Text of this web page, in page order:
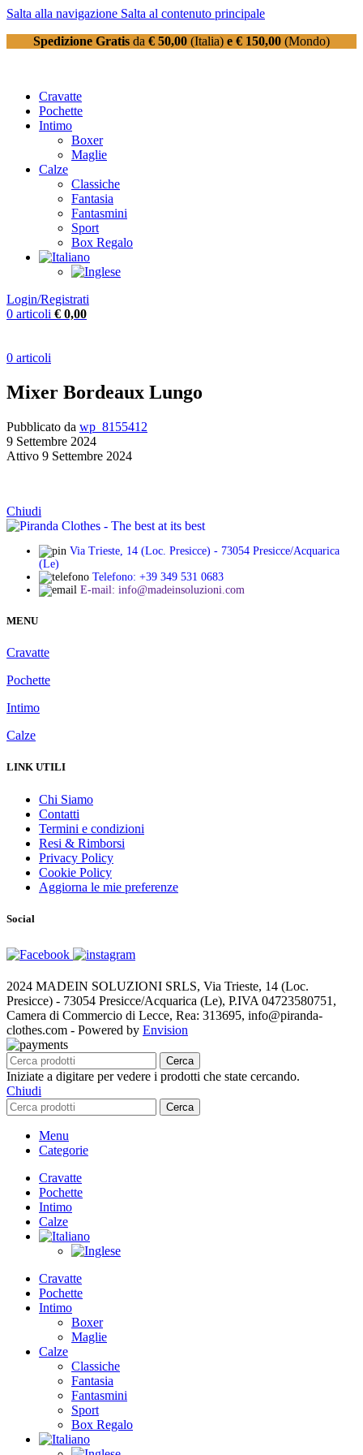
Salta alla navigazione Salta al contenuto principale
Spedizione Gratis da € 50,00 (Italia) e € 150,00 (Mondo)
Cravatte
Pochette
Intimo
Boxer
Maglie
Calze
Classiche
Fantasia
Fantasmini
Sport
Box Regalo
Login/Registrati
0 articoli € 0,00
0 articoli
Mixer Bordeaux Lungo
Pubblicato da wp_8155412
9 Settembre 2024
Attivo 9 Settembre 2024
Chiudi
Via Trieste, 14 (Loc. Presicce) - 73054 Presicce/Acquarica
(Le)
Telefono: +39 349 531 0683
E-mail: info@madeinsoluzioni.com
MENU
Cravatte
Pochette
Intimo
Calze
LINK UTILI
Chi Siamo
Contatti
Termini e condizioni
Resi & Rimborsi
Privacy Policy
Cookie Policy
Aggiorna le mie preferenze
Social
2024 MADEIN SOLUZIONI SRLS, Via Trieste, 14 (Loc.
Presicce) - 73054 Presicce/Acquarica (Le), P.IVA 04723580751,
Camera di Commercio di Lecce, Rea: 313695, info@piranda-
clothes.com - Powered by Envision
Cerca
Iniziate a digitare per vedere i prodotti che state cercando.
Chiudi
Cerca
Menu
Categorie
Cravatte
Pochette
Intimo
Calze
Cravatte
Pochette
Intimo
Boxer
Maglie
Calze
Classiche
Fantasia
Fantasmini
Sport
Box Regalo